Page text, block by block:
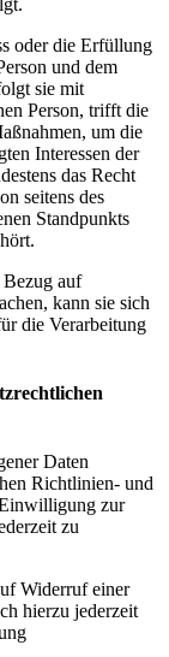
oder die Erfüllung
und dem
sie mit
Person, trifft die
um die
Interessen der
das Recht
seitens des
Standpunkts
auf
kann sie sich
die Verarbeitung
Daten
Richtlinien- und
zur
zu
Widerruf einer
hierzu jederzeit